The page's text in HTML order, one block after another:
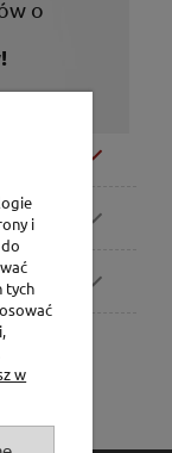
o
i
tych
w